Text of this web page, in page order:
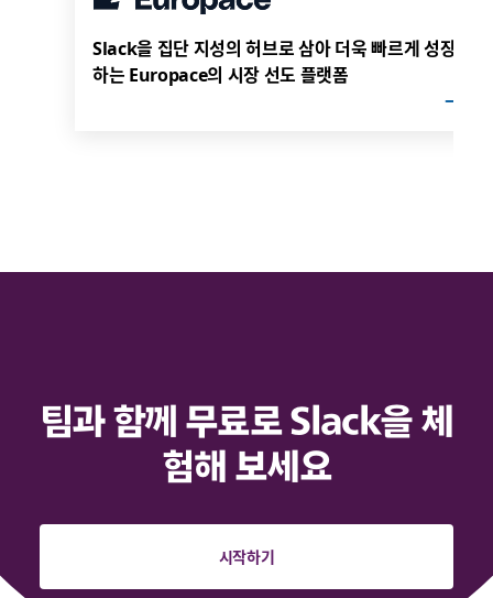
Slack을 집단 지성의 허브로 삼아 더욱 빠르게 성장
하는 Europace의 시장 선도 플랫폼
팀과 함께 무료로 Slack을 체
험해 보세요
시작하기